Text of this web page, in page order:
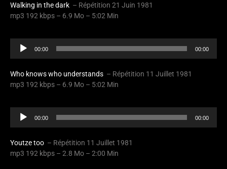
Walking in the dark – Répétition 21 Juin 1981
mp3 192 kbps – 6.9 Mo – 5:02 Min
Audio
Player
00:00 00:00
Who knows who understands – Répétition 11 Juillet 1981
mp3 192 kbps – 6.9 Mo – 5:02 Min
Audio
Player
00:00 00:00
Youtze too – Répétition 11 Juillet 1981
mp3 192 kbps – 2.8 Mo – 2:00 Min